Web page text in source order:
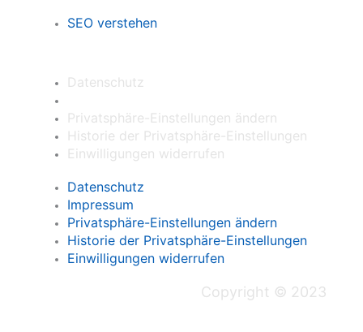
SEO verstehen
Datenschutz
Privatsphäre-Einstellungen ändern
Historie der Privatsphäre-Einstellungen
Einwilligungen widerrufen
Datenschutz
Impressum
Privatsphäre-Einstellungen ändern
Historie der Privatsphäre-Einstellungen
Einwilligungen widerrufen
Copyright © 2023